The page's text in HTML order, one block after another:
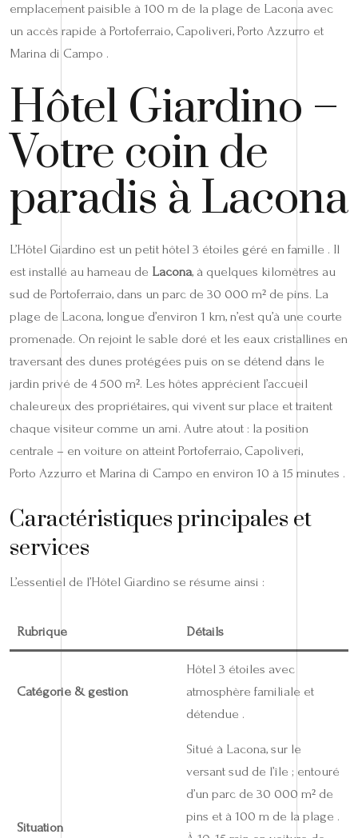
emplacement paisible à 100 m de la plage de Lacona avec
un accès rapide à Portoferraio, Capoliveri, Porto Azzurro et
Marina di Campo .
Hôtel Giardino –
Votre coin de
paradis à Lacona
L’Hôtel Giardino est un petit hôtel 3 étoiles géré en famille . Il
est installé au hameau de Lacona, à quelques kilomètres au
sud de Portoferraio, dans un parc de 30 000 m² de pins. La
plage de Lacona, longue d’environ 1 km, n’est qu’à une courte
promenade. On rejoint le sable doré et les eaux cristallines en
traversant des dunes protégées puis on se détend dans le
jardin privé de 4 500 m². Les hôtes apprécient l’accueil
chaleureux des propriétaires, qui vivent sur place et traitent
chaque visiteur comme un ami. Autre atout : la position
centrale – en voiture on atteint Portoferraio, Capoliveri,
Porto Azzurro et Marina di Campo en environ 10 à 15 minutes .
Caractéristiques principales et
services
L’essentiel de l’Hôtel Giardino se résume ainsi :
Rubrique Détails
Catégorie & gestion
Hôtel 3 étoiles avec
atmosphère familiale et
détendue .
Situation
Situé à Lacona, sur le
versant sud de l’île ; entouré
d’un parc de 30 000 m² de
pins et à 100 m de la plage .